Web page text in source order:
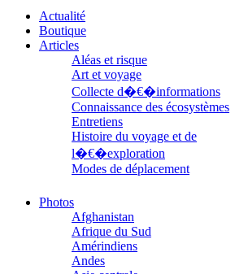
Delloye Mélanie
Descave Nicolas
Desprez Élise
Desprez Léopoldine
Devouassoux Philippe
Dubois-Tartacap Nicole
Ducret Nicolas
Dugast Stéphane
Dunbar Géraldine
Edwards Richard
Figueras Raymond
Fisset Émeric
FitzGerald Edward
Fontaine Benoît
Foucard Marie
Fradin Patrick
Fraisse Thomas
François Valérie
Actualité
Boutique
Articles
Aléas et risque
Art et voyage
Collecte d�€�informations
Connaissance des écosystèmes
Entretiens
Histoire du voyage et de
l�€�exploration
Modes de déplacement
Parcours choisis
Patrimoine
Petite ethnographie
Portraits
Questions de survie
Réflexions
Photos
Afghanistan
Afrique du Sud
Amérindiens
Andes